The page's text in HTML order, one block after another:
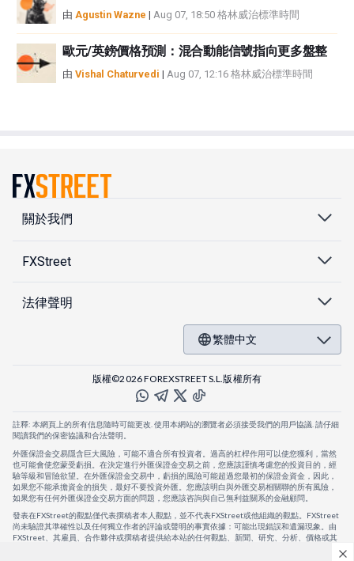
由 Agustin Wazne | Aug 07, 18:50 格林威治標準時間
歐元/英鎊價格預測：混合動能信號指向更多盤整
由 Vishal Chaturvedi | Aug 07, 12:16 格林威治標準時間
關於我們
FXStreet
法律聲明
繁體中文
版權©2026 FOREXSTREET S.L.版權所有
註釋: 本網頁上的所有信息隨時可能更改. 使用本網站的瀏覽者必須接受我們的用戶協議. 請仔細
閱讀我們的保密協議和合法聲明。
外匯保證金交易隱含巨大風險，可能不適合所有投資者。過高的杠桿作用可以使您獲利，當然
也可能會使您蒙受虧損。在決定進行外匯保證金交易之前，您應該謹慎考慮您的投資目的，經
驗等級和冒險欲望。在外匯保證金交易中，虧損的風險可能超過您最初的保證金資金，因此，
如果您不能承擔資金的損失，最好不要投資外匯。您應該明白與外匯交易相關聯的所有風險，
如果您有任何外匯保證金交易方面的問題，您應該咨詢與自己無利益關系的金融顧問。
發表在FXStreet的觀點僅代表撰稿者本人觀點，並不代表FXStreet或他組織的觀點。FXStreet
尚未驗證其準確性以及任何獨立作者的評論或聲明的事實依據：可能出現錯誤和遺漏現象。由
FXStreet、其雇員、合作夥伴或撰稿者提供給本站的任何觀點、新聞、研究、分析、價格或其